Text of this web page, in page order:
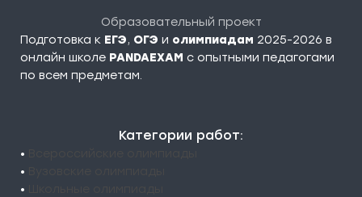
Образовательный проект
Подготовка к ЕГЭ, ОГЭ и олимпиадам 2025-2026 в
онлайн школе PANDAEXAM c опытными педагогами
по всем предметам.
Категории работ:
•
•
•